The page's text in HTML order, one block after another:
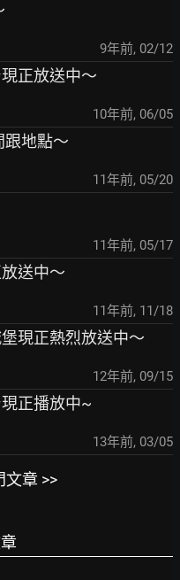
9年前, 02/12
正放送中～
10年前, 06/05
跟地點～
11年前, 05/20
11年前, 05/17
送中～
11年前, 11/18
現正熱烈放送中～
12年前, 09/15
正播放中~
13年前, 03/05
文章 >>